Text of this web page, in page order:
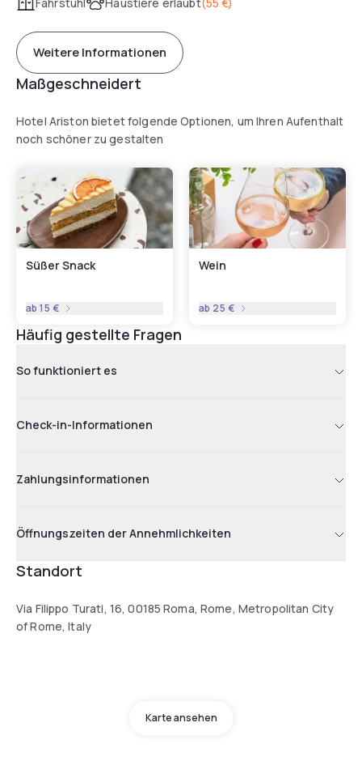
Weitere Informationen
Maßgeschneidert
Hotel Ariston bietet folgende Optionen, um Ihren Aufenthalt
noch schöner zu gestalten
Süßer Snack
ab15 €
Wein
ab 25 €
Häufig gestellte Fragen
So funktioniert es
Check-in-Informationen
Zahlungsinformationen
Öffnungszeiten der Annehmlichkeiten
Standort
Via Filippo Turati, 16, 00185 Roma, Rome, Metropolitan City
of Rome, Italy
Karte ansehen